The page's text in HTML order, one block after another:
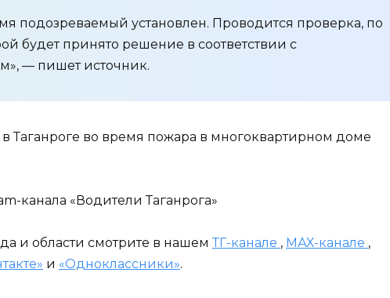
подозреваемый установлен. Проводится проверка, по
будет принято решение в соответствии с
— пишет источник.
в Таганроге во время пожара в многоквартирном доме
канала «Водители Таганрога»
и области смотрите в нашем ТГ-канале , МАХ-канале ,
и «Одноклассники».